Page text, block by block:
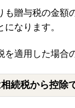
も贈与税の金額
なります。
を適用した場合
続税から控除